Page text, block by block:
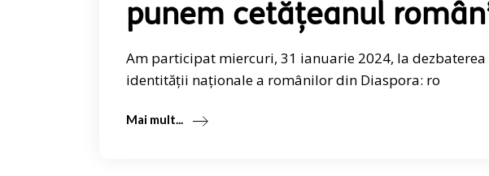
punem cetățeanul
Am participat miercuri, 31 ianuarie 2024, la dezbaterea
identității naționale a românilor din Diaspora: ro
Mai mult...